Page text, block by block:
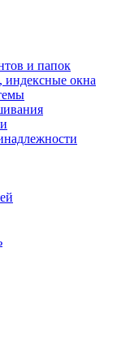
и папок
индексные окна